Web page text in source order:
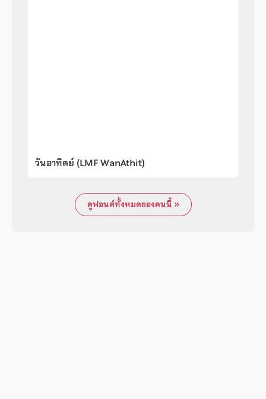
วันอาทิตย์ (LMF WanAthit)
ดูฟอนต์ทั้งหมดของคนนี้ »